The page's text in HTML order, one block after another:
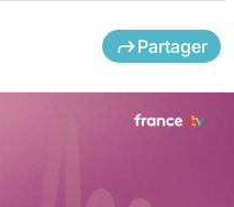
Partager